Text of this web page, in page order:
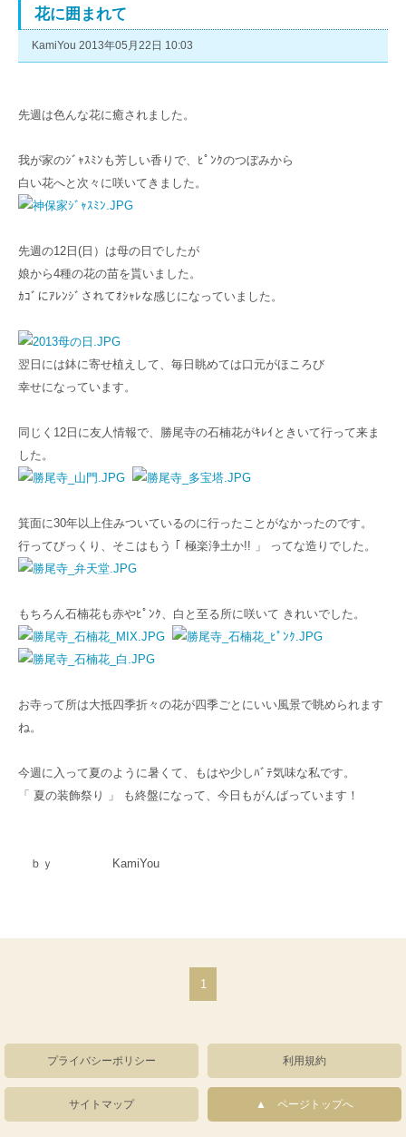
花に囲まれて
KamiYou 2013年05月22日 10:03
先週は色んな花に癒されました。
我が家のｼﾞｬｽﾐﾝも芳しい香りで、ﾋﾟﾝｸのつぼみから
白い花へと次々に咲いてきました。
先週の12日(日）は母の日でしたが
娘から4種の花の苗を貰いました。
ｶｺﾞにｱﾚﾝｼﾞされてｵｼｬﾚな感じになっていました。
翌日には鉢に寄せ植えして、毎日眺めては口元がほころび
幸せになっています。
同じく12日に友人情報で、勝尾寺の石楠花がｷﾚｲときいて行って来ま
した。
箕面に30年以上住みついているのに行ったことがなかったのです。
行ってびっくり、そこはもう ｢ 極楽浄土か!! 」 ってな造りでした。
もちろん石楠花も赤やﾋﾟﾝｸ、白と至る所に咲いて きれいでした。
お寺って所は大抵四季折々の花が四季ごとにいい風景で眺められます
ね。
今週に入って夏のように暑くて、もはや少しﾊﾞﾃ気味な私です。
「 夏の装飾祭り 」 も終盤になって、今日もがんばっています！
ｂｙ KamiYou
1
プライバシーポリシー 利用規約
サイトマップ ページトップへ